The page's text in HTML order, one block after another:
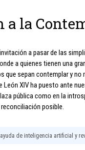
la
a pasar de las
a quienes tienen una
que sepan contemplar y no
León XIV ha puesto ante
pública como en la
posible.
de inteligencia artificial y